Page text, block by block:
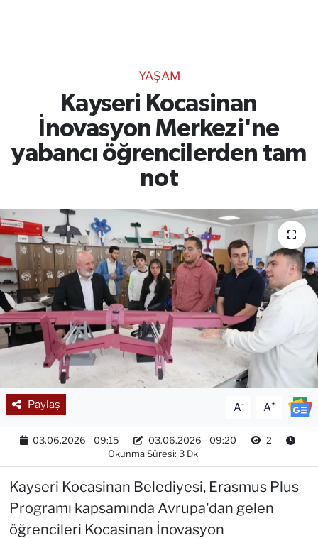
YAŞAM
Kayseri Kocasinan
İnovasyon Merkezi'ne
yabancı öğrencilerden tam
not
Paylaş A- A+
03.06.2026 - 09:15 03.06.2026 - 09:20
2
Okunma Süresi: 3 Dk
Kayseri Kocasinan Belediyesi, Erasmus Plus
Programı kapsamında Avrupa'dan gelen
öğrencileri Kocasinan İnovasyon
RESMİ İLANLAR
Gencsesfm Canlı Dinle